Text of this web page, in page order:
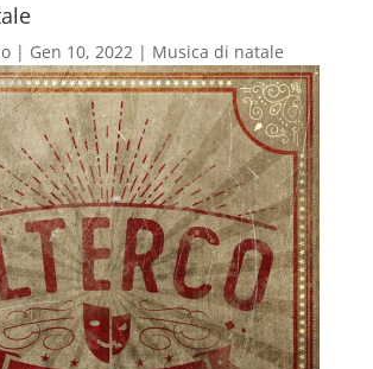
| Gen 10, 2022| Musica di natale